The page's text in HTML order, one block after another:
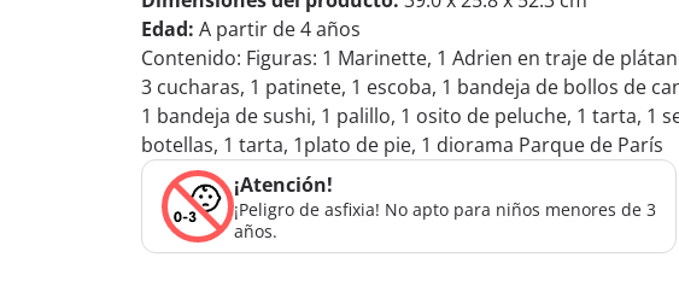
Edad: A partir de 4 años
Contenido: Figuras: 1 Marinette, 1 Adrien en traje de
3 cucharas, 1 patinete, 1 escoba, 1 bandeja de bollos de
1 bandeja de sushi, 1 palillo, 1 osito de peluche, 1 tarta, 1
botellas, 1 tarta, 1plato de pie, 1 diorama Parque de París
¡Atención!
¡Peligro de asfixia! No apto para niños menores de 3
años.